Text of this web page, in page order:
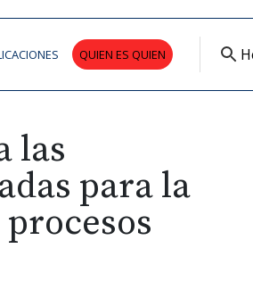
QUIEN ES QUIEN
las
para la